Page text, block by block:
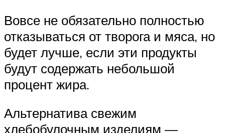
Вовсе не обязательно полностью
отказываться от творога и мяса, но
будет лучше, если эти продукты
будут содержать небольшой
процент жира.
Альтернатива свежим
хлебобулочным изделиям —